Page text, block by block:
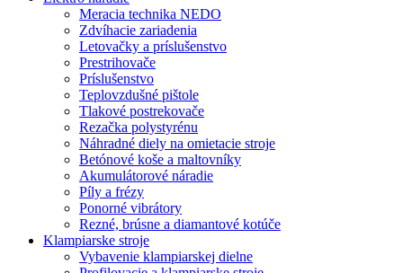
Meracia technika NEDO
Zdvíhacie zariadenia
Letovačky a príslušenstvo
Prestrihovače
Príslušenstvo
Teplovzdušné pištole
Tlakové postrekovače
Rezačka polystyrénu
Náhradné diely na omietacie stroje
Betónové koše a maltovníky
Akumulátorové náradie
Píly a frézy
Ponorné vibrátory
Rezné, brúsne a diamantové kotúče
Klampiarske stroje
Vybavenie klampiarskej dielne